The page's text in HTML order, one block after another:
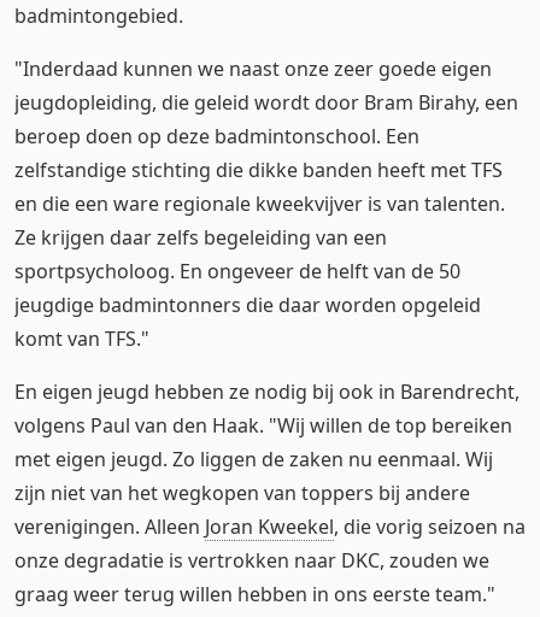
badmintongebied.
"Inderdaad kunnen we naast onze zeer goede eigen
jeugdopleiding, die geleid wordt door Bram Birahy, een
beroep doen op deze badmintonschool. Een
zelfstandige stichting die dikke banden heeft met TFS
en die een ware regionale kweekvijver is van talenten.
Ze krijgen daar zelfs begeleiding van een
sportpsycholoog. En ongeveer de helft van de 50
jeugdige badmintonners die daar worden opgeleid
komt van TFS."
En eigen jeugd hebben ze nodig bij ook in Barendrecht,
volgens Paul van den Haak. "Wij willen de top bereiken
met eigen jeugd. Zo liggen de zaken nu eenmaal. Wij
zijn niet van het wegkopen van toppers bij andere
verenigingen. Alleen Joran Kweekel, die vorig seizoen na
onze degradatie is vertrokken naar DKC, zouden we
graag weer terug willen hebben in ons eerste team."